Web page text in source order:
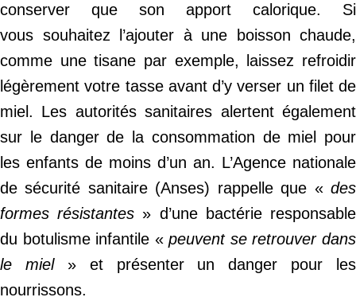
conserver que son apport calorique. Si
vous souhaitez l’ajouter à une boisson chaude,
comme une tisane par exemple, laissez refroidir
légèrement votre tasse avant d’y verser un filet de
miel. Les autorités sanitaires alertent également
sur le danger de la consommation de miel pour
les enfants de moins d’un an. L’Agence nationale
de sécurité sanitaire (Anses) rappelle que « des
formes résistantes » d’une bactérie responsable
du botulisme infantile «peuvent se retrouver dans
le miel» et présenter un danger pour les
nourrissons.